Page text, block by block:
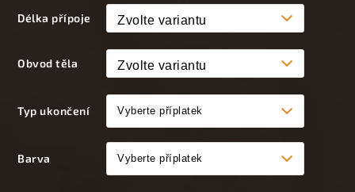
Délka přípoje
Obvod těla
Typ ukončení
Barva